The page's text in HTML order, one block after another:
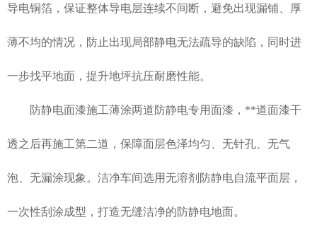
导电铜箔，保证整体导电层连续不间断，避免出现漏铺、厚
薄不均的情况，防止出现局部静电无法疏导的缺陷，同时进
一步找平地面，提升地坪抗压耐磨性能。
防静电面漆施工薄涂两道防静电专用面漆，**道面漆干
透之后再施工第二道，保障面层色泽均匀、无针孔、无气
泡、无漏涂现象。洁净车间选用无溶剂防静电自流平面层，
一次性刮涂成型，打造无缝洁净的防静电地面。